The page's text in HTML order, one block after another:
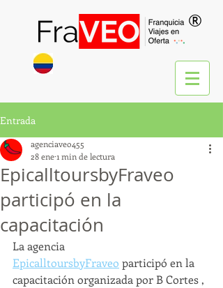
®
Entrada
EpicalltoursbyFraveo
participó en la
capacitación
agenciaveo455
28 ene1 min de lectura
La agencia
EpicalltoursbyFraveo participó en la
capacitación organizada por B Cortes ,